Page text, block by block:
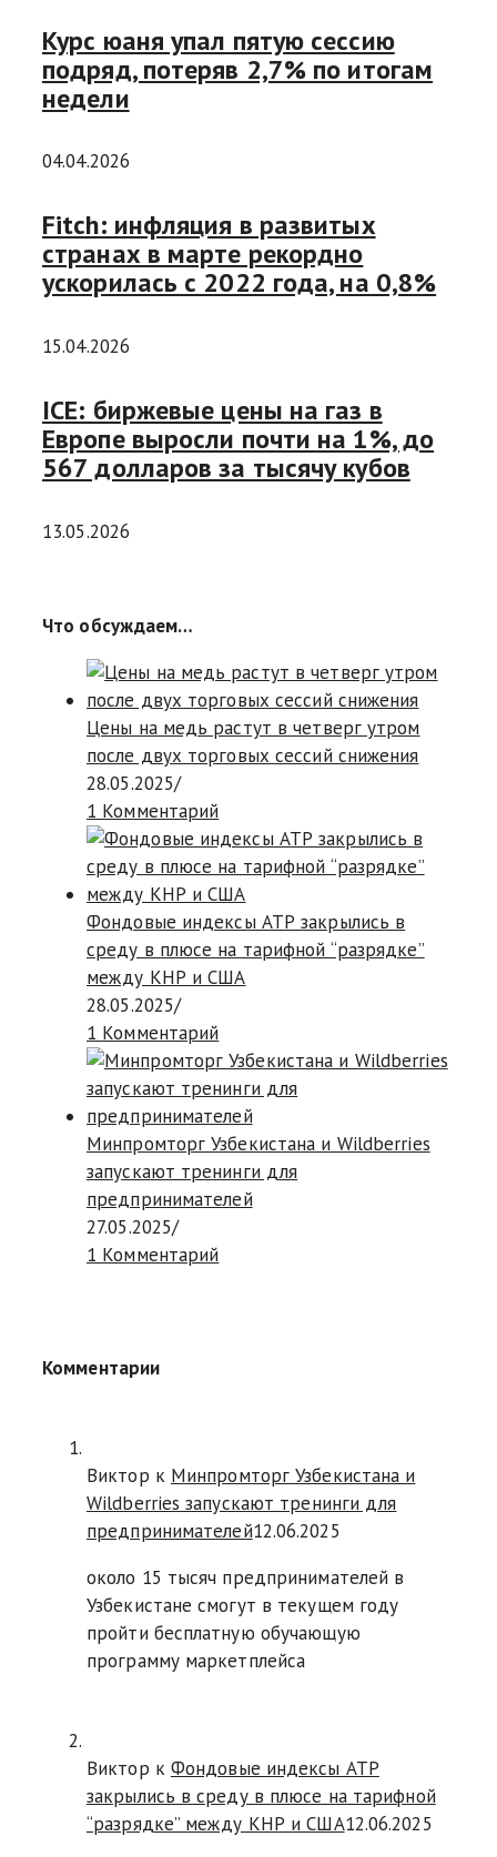
Курс юаня упал пятую сессию
подряд, потеряв 2,7% по итогам
недели
04.04.2026
Fitch: инфляция в развитых
странах в марте рекордно
ускорилась с 2022 года, на 0,8%
15.04.2026
ICE: биржевые цены на газ в
Европе выросли почти на 1%, до
567 долларов за тысячу кубов
13.05.2026
Что обсуждаем…
Цены на медь растут в четверг утром
после двух торговых сессий снижения
28.05.2025/
1 Комментарий
Фондовые индексы АТР закрылись в
среду в плюсе на тарифной “разрядке”
между КНР и США
28.05.2025/
1 Комментарий
Минпромторг Узбекистана и Wildberries
запускают тренинги для
предпринимателей
27.05.2025/
1 Комментарий
Комментарии
Виктор к Минпромторг Узбекистана и
Wildberries запускают тренинги для
предпринимателей12.06.2025
около 15 тысяч предпринимателей в
Узбекистане смогут в текущем году
пройти бесплатную обучающую
программу маркетплейса
Виктор к Фондовые индексы АТР
закрылись в среду в плюсе на тарифной
“разрядке” между КНР и США12.06.2025